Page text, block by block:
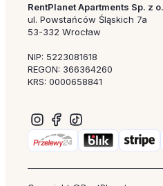
RentPlanet Apartments Sp. z
ul. Powstańców Śląskich 7a
53-332 Wrocław
NIP: 5223081618
REGON: 366364260
KRS: 0000658841